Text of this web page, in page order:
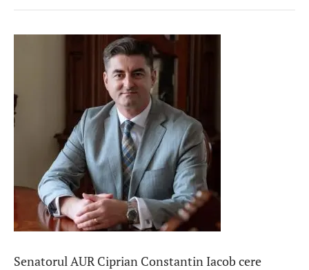
Senatorul AUR Ciprian Constantin Iacob cere